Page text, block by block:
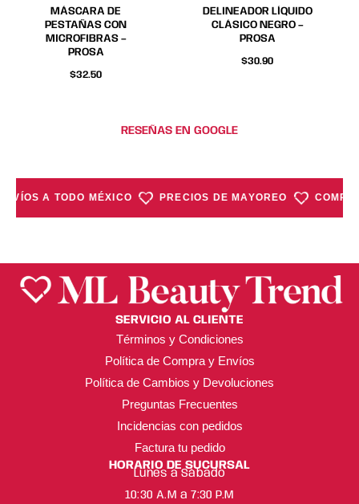
MÁSCARA DE
PESTAÑAS CON
MICROFIBRAS –
PROSA
$32.50
DELINEADOR LÍQUIDO
CLÁSICO NEGRO –
PROSA
$30.90
RESEÑAS EN GOOGLE
A TODO MÉXICO PRECIOS DE MAYOREO
SERVICIO AL CLIENTE
Términos y Condiciones
Política de Compra y Envíos
Política de Cambios y Devoluciones
Preguntas Frecuentes
Incidencias con pedidos
Factura tu pedido
HORARIO DE SUCURSAL
Lunes a Sábado
10:30 A.M a 7:30 P.M